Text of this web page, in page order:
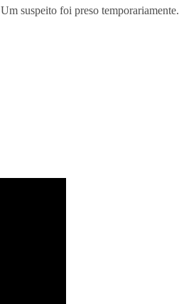
suspeito foi preso temporariamente.